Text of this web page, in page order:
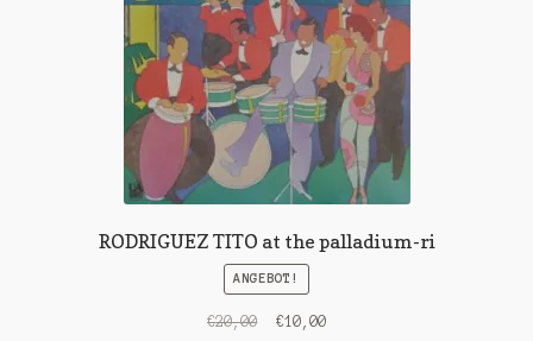
RODRIGUEZ TITO at the palladium-ri
ANGEBOT!
€20,00
Ursprünglicher
€10,00Aktueller